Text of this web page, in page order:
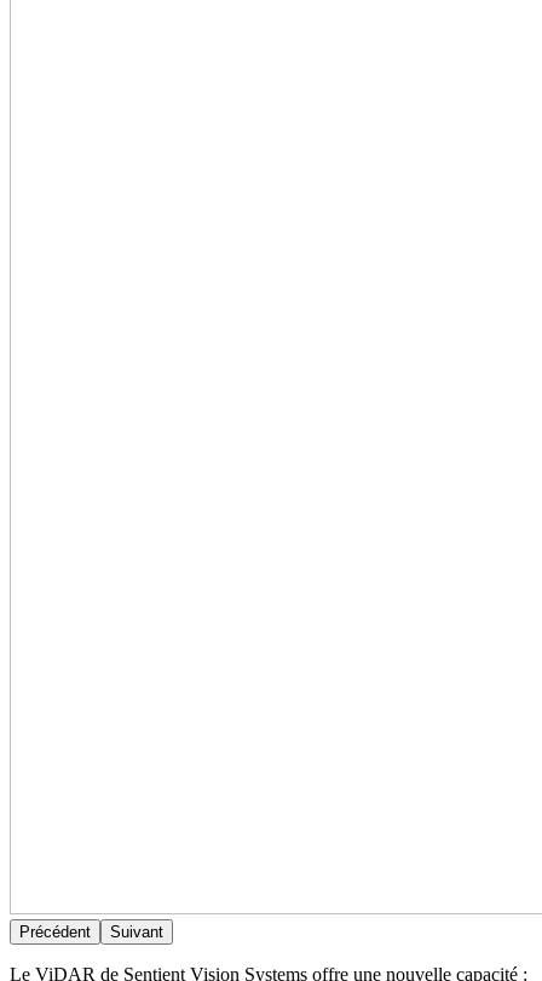
Précédent Suivant
Le ViDAR de Sentient Vision Systems offre une nouvelle capacité :